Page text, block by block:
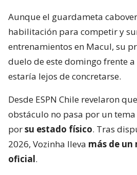
Aunque el guardameta
habilitación para competir y
entrenamientos en Macul, su
duelo de este domingo frente a
estaría lejos de concretarse.
Desde ESPN Chile revelaron
obstáculo no pasa por un
porsu estado físico. Tras
2026, Vozinha lleva más de un
oficial.